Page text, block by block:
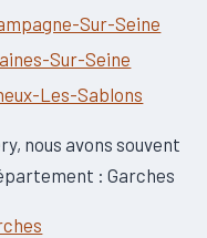
Sur-Seine
Sur-Seine
Les-Sablons
nous avons souvent
: Garches